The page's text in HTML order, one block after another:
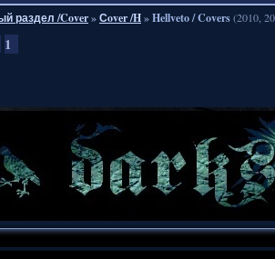
раздел /Cover»Сover /H»Hellveto / Covers(2010,
1